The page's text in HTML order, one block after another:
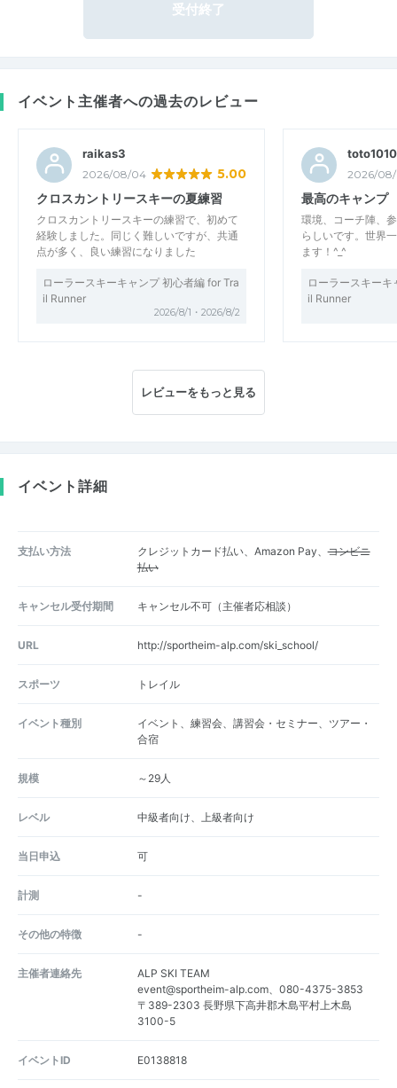
受付終了
イベント主催者への過去のレビュー
raikas3
2026/08/04 5.00
クロスカントリースキーの夏練習
クロスカントリースキーの練習で、初めて
経験しました。同じく難しいですが、共通
点が多く、良い練習になりました
ローラースキーキャンプ 初心者編 for Tra
il Runner
2026/8/1・2026/8/2
toto1010
2026/
最高のキャンプ
環境、コーチ陣、
らしいです。世界
ます！^_^
ローラースキー
il Runner
レビューをもっと見る
イベント詳細
支払い方法 クレジットカード払い、Amazon Pay、コンビニ
払い
キャンセル受付期間 キャンセル不可（主催者応相談）
URL http://sportheim-alp.com/ski_school/
スポーツ トレイル
イベント種別
イベント、練習会、講習会・セミナー、ツアー・
合宿
規模 ～29人
レベル 中級者向け、上級者向け
当日申込 可
計測 -
その他の特徴 -
主催者連絡先
ALP SKI TEAM
event@sportheim-alp.com、080-4375-3853
〒389-2303 長野県下高井郡木島平村上木島
3100-5
イベントID E0138818